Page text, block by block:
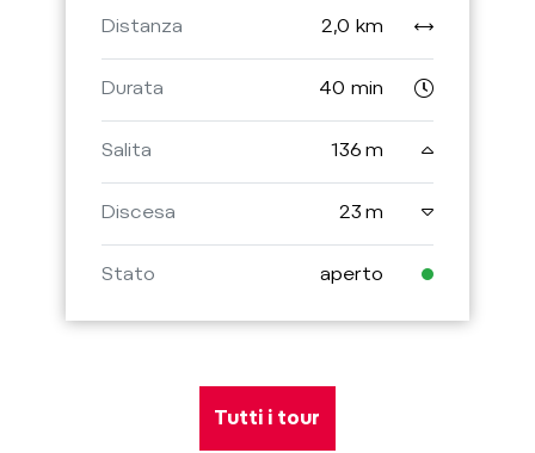
Distanza 2,0 km
Durata 40 min
Salita 136 m
Discesa 23 m
Stato aperto
Tutti i tour